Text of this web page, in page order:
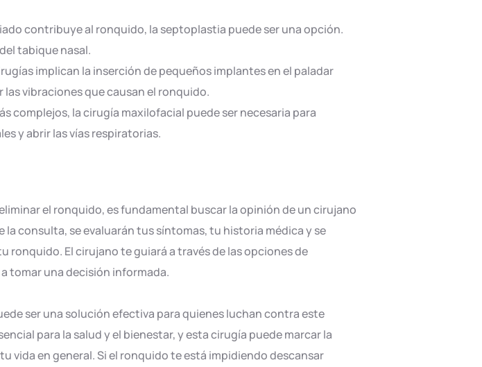
contribuye al ronquido, la septoplastia puede ser una opción.
tabique nasal.
implican la inserción de pequeños implantes en el paladar
vibraciones que causan el ronquido.
complejos, la cirugía maxilofacial puede ser necesaria para
y abrir las vías respiratorias.
el ronquido, es fundamental buscar la opinión de un cirujano
consulta, se evaluarán tus síntomas, tu historia médica y se
ronquido. El cirujano te guiará a través de las opciones de
tomar una decisión informada.
ser una solución efectiva para quienes luchan contra este
para la salud y el bienestar, y esta cirugía puede marcar la
vida en general. Si el ronquido te está impidiendo descansar